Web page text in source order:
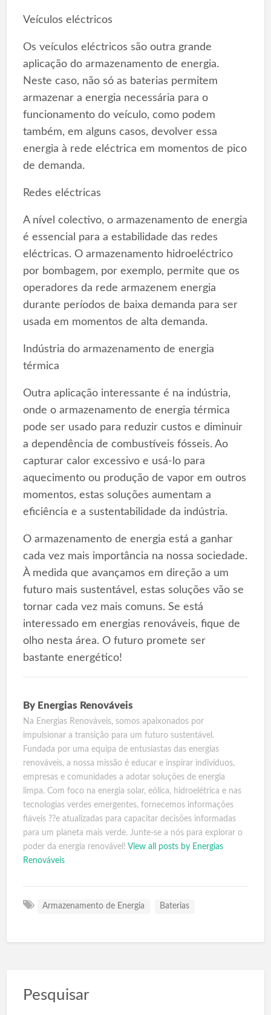
Veículos eléctricos
Os veículos eléctricos são outra grande
aplicação do armazenamento de energia.
Neste caso, não só as baterias permitem
armazenar a energia necessária para o
funcionamento do veículo, como podem
também, em alguns casos, devolver essa
energia à rede eléctrica em momentos de pico
de demanda.
Redes eléctricas
A nível colectivo, o armazenamento de energia
é essencial para a estabilidade das redes
eléctricas. O armazenamento hidroeléctrico
por bombagem, por exemplo, permite que os
operadores da rede armazenem energia
durante períodos de baixa demanda para ser
usada em momentos de alta demanda.
Indústria do armazenamento de energia
térmica
Outra aplicação interessante é na indústria,
onde o armazenamento de energia térmica
pode ser usado para reduzir custos e diminuir
a dependência de combustíveis fósseis. Ao
capturar calor excessivo e usá-lo para
aquecimento ou produção de vapor em outros
momentos, estas soluções aumentam a
eficiência e a sustentabilidade da indústria.
O armazenamento de energia está a ganhar
cada vez mais importância na nossa sociedade.
À medida que avançamos em direção a um
futuro mais sustentável, estas soluções vão se
tornar cada vez mais comuns. Se está
interessado em energias renováveis, fique de
olho nesta área. O futuro promete ser
bastante energético!
By Energias Renováveis
Na Energias Renováveis, somos apaixonados por
impulsionar a transição para um futuro sustentável.
Fundada por uma equipa de entusiastas das energias
renováveis, a nossa missão é educar e inspirar indivíduos,
empresas e comunidades a adotar soluções de energia
limpa. Com foco na energia solar, eólica, hidroelétrica e nas
tecnologias verdes emergentes, fornecemos informações
fiáveis ??e atualizadas para capacitar decisões informadas
para um planeta mais verde. Junte-se a nós para explorar o
poder da energia renovável! View all posts by Energias
Renováveis
Armazenamento de Energia Baterias
Pesquisar